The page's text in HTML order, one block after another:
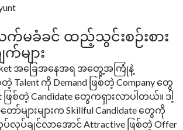
က်မခံခင် ထည့်သွင်းစဉ်းစား
များ
အခြေအနေအရ အတွေ့အကြုံနဲ့
ကို Demand ဖြစ်တဲ့ Company တွေ
ဖြစ်တဲ့ Candidate တွေကရှားလာပါတယ်။ ဒါ့
ာ်များများက Skillful Candidate တွေကို
ချင်လာအောင် Attractive ဖြစ်တဲ့ Offer